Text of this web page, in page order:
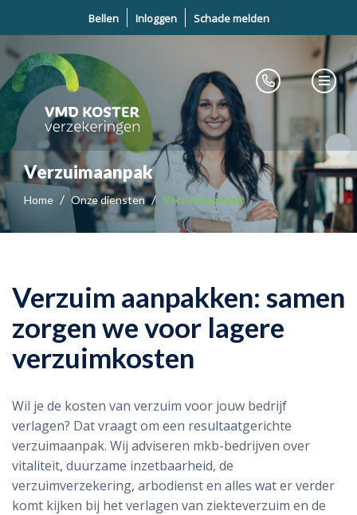
Bellen Inloggen Schade melden
Verzuimaanpak
Home Onze diensten Verzuimaanpak
Verzuim aanpakken: samen
zorgen we voor lagere
verzuimkosten
Wil je de kosten van verzuim voor jouw bedrijf
verlagen? Dat vraagt om een resultaatgerichte
verzuimaanpak. Wij adviseren mkb-bedrijven over
vitaliteit, duurzame inzetbaarheid, de
verzuimverzekering, arbodienst en alles wat er verder
komt kijken bij het verlagen van ziekteverzuim en de